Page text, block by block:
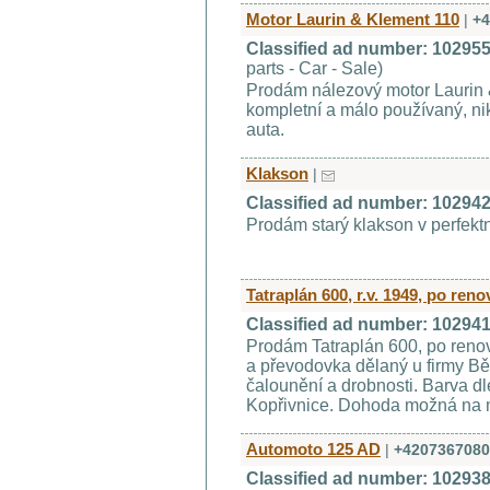
Motor Laurin & Klement 110 |
Classified ad number:
parts - Car - Sale)
Prodám nálezový motor
kompletní a málo používaný,
auta.
Klakson |
Classified ad number:
Prodám starý klakson v
Tatraplán 600, r.v. 1949, po
Classified ad number:
Prodám Tatraplán 600, po
a převodovka dělaný u firmy
čalounění a drobnosti. Barva
Kopřivnice. Dohoda možná na
Automoto 125 AD |
Classified ad number: